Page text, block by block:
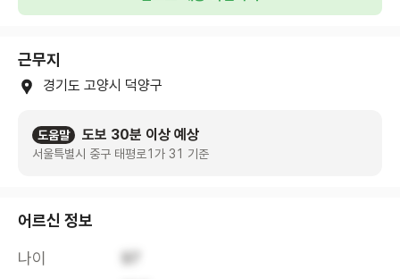
근무지
경기도 고양시 덕양구
도움말 도보 30분 이상 예상
서울특별시 중구 태평로1가 31 기준
어르신 정보
나이